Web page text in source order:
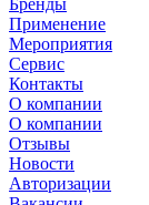
Бренды
Применение
Мероприятия
Сервис
Контакты
О компании
О компании
Отзывы
Новости
Авторизации